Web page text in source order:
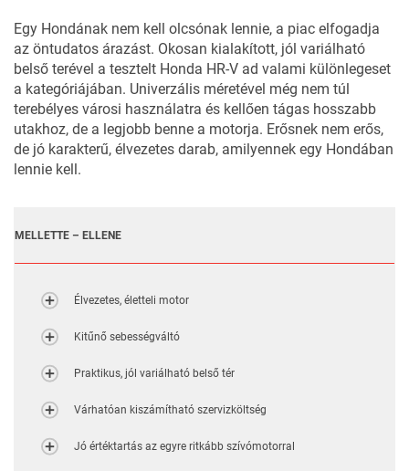
Egy Hondának nem kell olcsónak lennie, a piac elfogadja
az öntudatos árazást. Okosan kialakított, jól variálható
belső terével a tesztelt Honda HR-V ad valami különlegeset
a kategóriájában. Univerzális méretével még nem túl
terebélyes városi használatra és kellően tágas hosszabb
utakhoz, de a legjobb benne a motorja. Erősnek nem erős,
de jó karakterű, élvezetes darab, amilyennek egy Hondában
lennie kell.
MELLETTE – ELLENE
Élvezetes, életteli motor
Kitűnő sebességváltó
Praktikus, jól variálható belső tér
Várhatóan kiszámítható szervizköltség
Jó értéktartás az egyre ritkább szívómotorral